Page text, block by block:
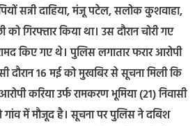
सन्नी दाहिया, मंजू पटेल, सलोक कुशवाहा,
गिरफ्तार किया था। उस दौरान चोरी गए
किए गए थे। पुलिस लगातार फरार आरोपी
दौरान 16 मई को मुखबिर से सूचना मिली कि
करिया उर्फ रामकरण भूमिया (21) निवासी
गांव में मौजूद है। सूचना पर पुलिस ने दबिश